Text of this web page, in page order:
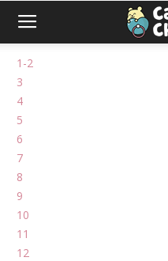
1-2
3
4
5
6
7
8
9
10
11
12